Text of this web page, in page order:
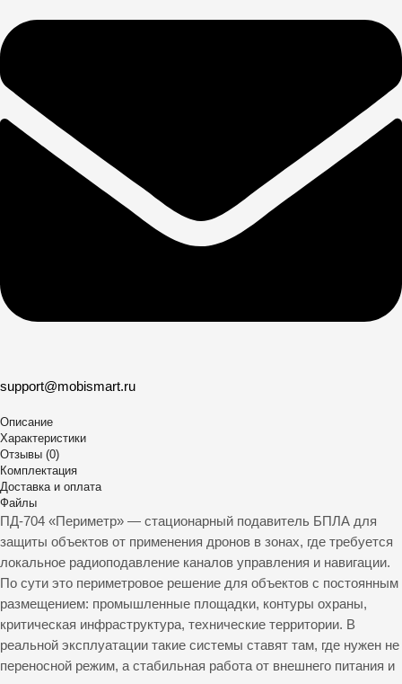
support@mobismart.ru
Описание
Характеристики
Отзывы (0)
Комплектация
Доставка и оплата
Файлы
ПД-704 «Периметр» — стационарный подавитель БПЛА для
защиты объектов от применения дронов в зонах, где требуется
локальное радиоподавление каналов управления и навигации.
По сути это периметровое решение для объектов с постоянным
размещением: промышленные площадки, контуры охраны,
критическая инфраструктура, технические территории. В
реальной эксплуатации такие системы ставят там, где нужен не
переносной режим, а стабильная работа от внешнего питания и